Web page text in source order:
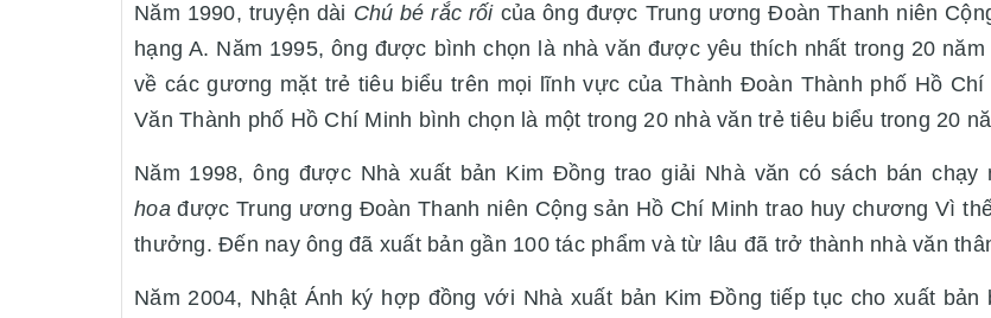
Năm 1990, truyện dài Chú bé rắc rốicủa ông được Trung ương Đoàn Thanh niên
hạng A. Năm 1995, ông được bình chọn là nhà văn được yêu thích nhất trong 20
về các gương mặt trẻ tiêu biểu trên mọi lĩnh vực của Thành Đoàn Thành phố Hồ
Văn Thành phố Hồ Chí Minh bình chọn là một trong 20 nhà văn trẻ tiêu biểu trong 20
Năm 1998, ông được Nhà xuất bản Kim Đồng trao giải Nhà văn có sách bán chạy
hoađược Trung ương Đoàn Thanh niên Cộng sản Hồ Chí Minh trao huy chương Vì
thưởng. Đến nay ông đã xuất bản gần 100 tác phẩm và từ lâu đã trở thành nhà văn
Năm 2004, Nhật Ánh ký hợp đồng với Nhà xuất bản Kim Đồng tiếp tục cho xuất bản